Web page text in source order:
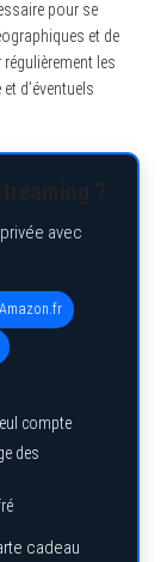
pour se
et de
les
d’éventuels
avec
compte
des
cadeau